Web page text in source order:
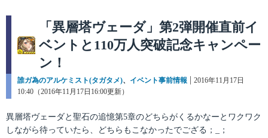
「異層塔ヴェーダ」第2弾開催直前イ
ベントと110万人突破記念キャンペー
ン！
カ
テ
リ
ー
誰ガ為のアルケミスト(タガタメ)、 イベント事前情報
投
2016年11月17日
10:40（2016年11月17日16:00更新）
異層塔ヴェーダと聖石の追憶第5章のどちらがくるかなーとワクワク
しながら待っていたら、どちらもこなかったでござる；_；